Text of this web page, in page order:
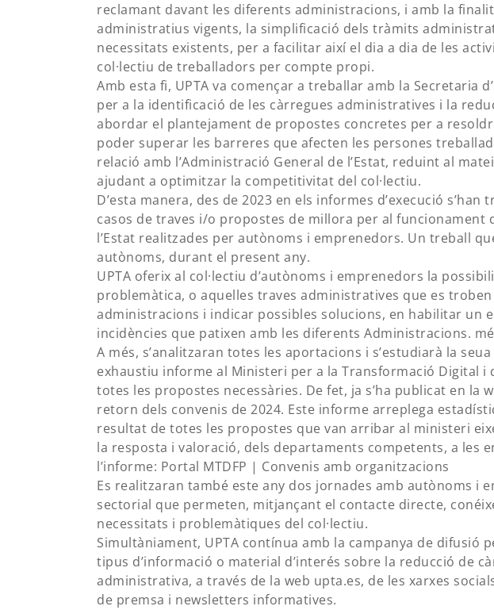
reclamant davant les diferents administracions, i amb la
administratius vigents, la simplificació dels tràmits
necessitats existents, per a facilitar així el dia a dia de les
col·lectiu de treballadors per compte propi.
Amb esta fi, UPTA va començar a treballar amb la Secretaria
per a la identificació de les càrregues administratives i la
abordar el plantejament de propostes concretes per a
poder superar les barreres que afecten les persones
relació amb l’Administració General de l’Estat, reduint al
ajudant a optimitzar la competitivitat del col·lectiu.
D’esta manera, des de 2023 en els informes d’execució
casos de traves i/o propostes de millora per al funcionament
l’Estat realitzades per autònoms i emprenedors. Un treball
autònoms, durant el present any.
UPTA oferix al col·lectiu d’autònoms i emprenedors la
problemàtica, o aquelles traves administratives que es
administracions i indicar possibles solucions, en habilitar un
incidències que patixen amb les diferents Administracions.
A més, s’analitzaran totes les aportacions i s’estudiarà la
exhaustiu informe al Ministeri per a la Transformació Digital i
totes les propostes necessàries. De fet, ja s’ha publicat en la
retorn dels convenis de 2024. Este informe arreplega
resultat de totes les propostes que van arribar al ministeri
la resposta i valoració, dels departaments competents, a les
l’informe: Portal MTDFP | Convenis amb organitzacions
Es realitzaran també este any dos jornades amb autònoms i
sectorial que permeten, mitjançant el contacte directe,
necessitats i problemàtiques del col·lectiu.
Simultàniament, UPTA contínua amb la campanya de difusió
tipus d’informació o material d’interés sobre la reducció de
administrativa, a través de la web upta.es, de les xarxes
de premsa i newsletters informatives.